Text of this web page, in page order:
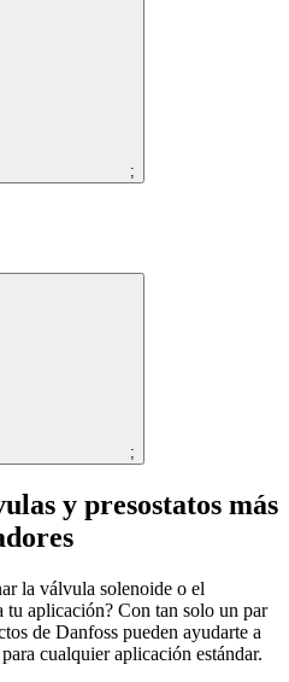
;
;
y presostatos más
la válvula solenoide o el
tu aplicación? Con tan solo un par
de Danfoss pueden ayudarte a
cualquier aplicación estándar.